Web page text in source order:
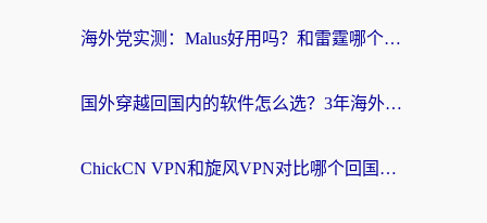
海外党实测：Malus好用吗？和雷霆哪个好？+ 3款热门加速器深度对比
国外穿越回国内的软件怎么选？3年海外党亲测实用指南，告别地域限制
ChickCN VPN和旋风VPN对比哪个回国效果更好？海外党实测回国内网神器指南